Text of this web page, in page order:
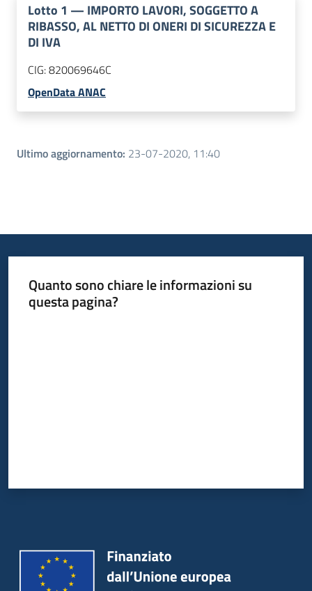
Lotto 1 — IMPORTO LAVORI, SOGGETTO A
RIBASSO, AL NETTO DI ONERI DI SICUREZZA E
DI IVA
CIG:820069646C
OpenData ANAC
Ultimo aggiornamento: 23-07-2020, 11:40
Quanto sono chiare le informazioni su
questa pagina?